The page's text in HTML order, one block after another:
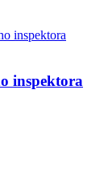
inspektora